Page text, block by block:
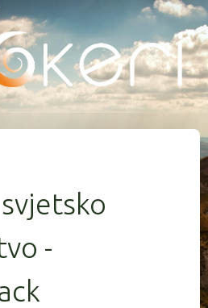
-